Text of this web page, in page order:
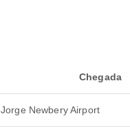
Chegada
Jorge Newbery Airport